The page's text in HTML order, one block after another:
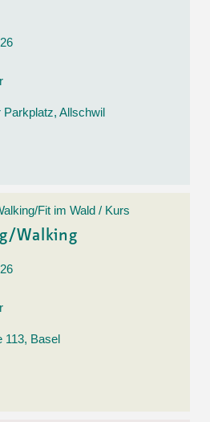
Allschwil
Fit im Wald / Kurs
Walking
113, Basel